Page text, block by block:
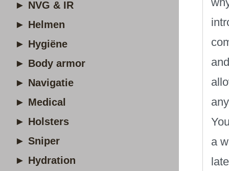
► NVG & IR
► Helmen
► Hygiëne
► Body armor
► Navigatie
► Medical
► Holsters
► Sniper
► Hydration
a